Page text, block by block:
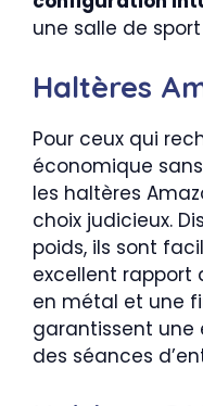
une salle de
Haltères
Pour ceux qui
économique
les haltères
choix judicieux.
poids, ils sont
excellent rapport
en métal et une
garantissent une
des séances